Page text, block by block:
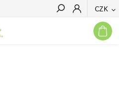
CZK
Hledat